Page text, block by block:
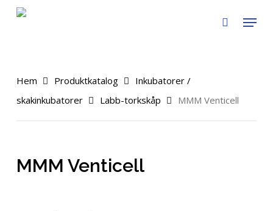
search
Menu
Hem Produktkatalog
Inkubatorer /
skakinkubatorer
Labb-torkskåp MMM Venticell
MMM Venticell